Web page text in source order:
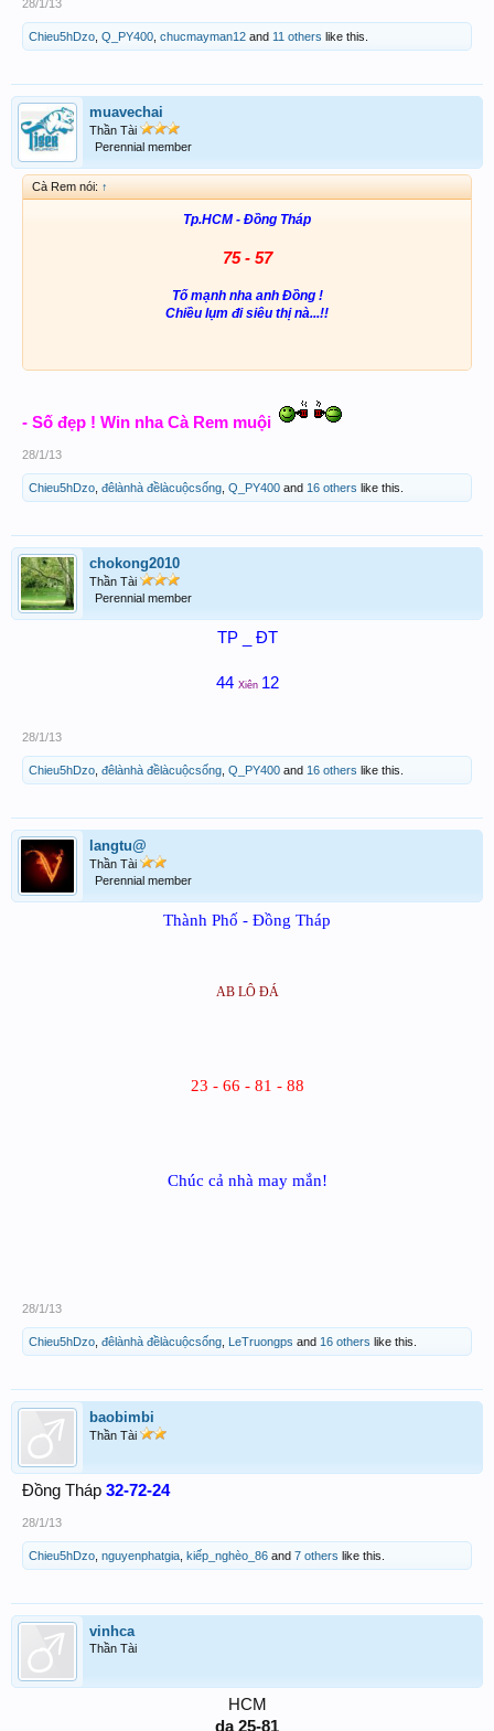
28/1/13
Chieu5hDzo Q_PY400 chucmayman12 and 11 others like this.
muavechai
Thần Tài
Perennial member
Cà Rem nói: ↑
Tp.HCM - Đồng Tháp
75 - 57
Tố mạnh nha anh Đồng !
Chiều lụm đi siêu thị nà...!!
- Số đẹp ! Win nha Cà Rem muội
28/1/13
Chieu5hDzo đêlànhà đềlàcuộcsống Q_PY400 and 16 others like this.
chokong2010
Thần Tài
Perennial member
TP _ ĐT
44 Xiên 12
28/1/13
Chieu5hDzo đêlànhà đềlàcuộcsống Q_PY400 and 16 others like this.
langtu@
Thần Tài
Perennial member
Thành Phố - Đồng Tháp
AB LÔ ĐÁ
23 - 66 - 81 - 88
Chúc cả nhà may mắn!
28/1/13
Chieu5hDzo đêlànhà đềlàcuộcsống LeTruongps and 16 others like this.
baobimbi
Thần Tài
Đồng Tháp 32-72-24
28/1/13
Chieu5hDzo nguyenphatgia kiếp_nghèo_86 and 7 others like this.
vinhca
Thần Tài
HCM
da 25-81